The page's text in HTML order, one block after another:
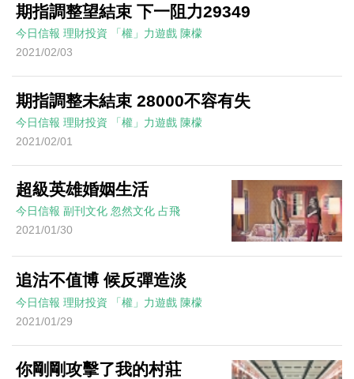
期指調整望結束 下一阻力29349
今日信報 理財投資 「權」力遊戲 陳檬
2021/02/03
期指調整未結束 28000不容有失
今日信報 理財投資 「權」力遊戲 陳檬
2021/02/01
超級英雄婚姻生活
今日信報 副刊文化 忽然文化 占飛
2021/01/30
追沽不值博 候反彈造淡
今日信報 理財投資 「權」力遊戲 陳檬
2021/01/29
你剛剛攻擊了我的村莊